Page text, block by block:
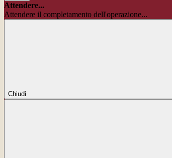
Attendere...
Attendere il completamento dell'operazione...
Chiudi